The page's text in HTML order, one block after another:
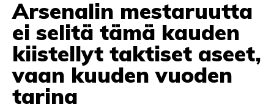
Arsenalin mestaruutta
ei selitä tämä kauden
kiistellyt taktiset aseet,
vaan kuuden vuoden
tarina
46 DENTON ROAD
VIDEOT
PODCASTIT
KOLUMNIT